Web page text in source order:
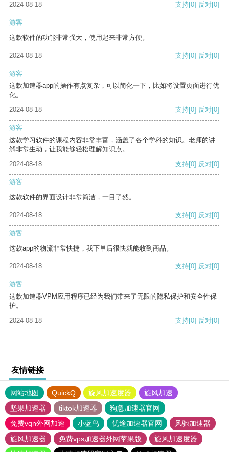
2024-08-18 支持[0] 反对[0]
游客
这款软件的功能非常强大，使用起来非常方便。
2024-08-18 支持[0] 反对[0]
游客
这款加速器app的操作有点复杂，可以简化一下，比如将设置页面进行优
化。
2024-08-18
支持[0] 反对[0]
游客
这款学习软件的课程内容非常丰富，涵盖了各个学科的知识。老师的讲
解非常生动，让我能够轻松理解知识点。
2024-08-18
支持[0] 反对[0]
游客
这款软件的界面设计非常简洁，一目了然。
2024-08-18 支持[0] 反对[0]
游客
这款app的物流非常快捷，我下单后很快就能收到商品。
2024-08-18 支持[0] 反对[0]
游客
这款加速器VPM应用程序已经为我们带来了无限的隐私保护和安全性保
护。
2024-08-18
支持[0] 反对[0]
友情链接
网站地图 QuickQ 旋风加速度器
旋风加速
坚果加速器
tiktok加速器
狗急加速器官网
免费vqn外网加速
小蓝鸟 优途加速器官网
风驰加速器
旋风加速器
免费vps加速器外网苹果版
旋风加速度器